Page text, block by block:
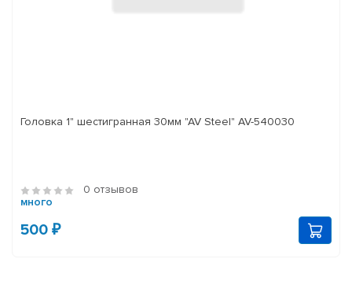
Головка 1" шестигранная 30мм "AV Steel" AV-540030
0 отзывов
много
500 ₽